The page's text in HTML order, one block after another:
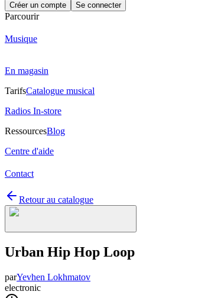
Créer un compte Se connecter
Parcourir
Musique
En magasin
TarifsCatalogue musical
Radios In-store
RessourcesBlog
Centre d'aide
Contact
Retour au catalogue
Urban Hip Hop Loop
parYevhen Lokhmatov
electronic